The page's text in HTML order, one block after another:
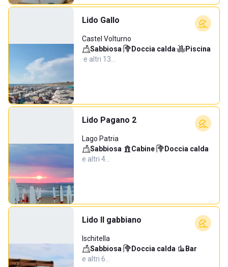
Lido Gallo
Castel Volturno
Sabbiosa· Doccia calda·
Piscina
·e altri 13…
Lido Pagano 2
Lago Patria
Sabbiosa· Cabine· Doccia calda·
e altri 4…
Lido Il gabbiano
Ischitella
Sabbiosa· Doccia calda· Bar·
e altri 6…